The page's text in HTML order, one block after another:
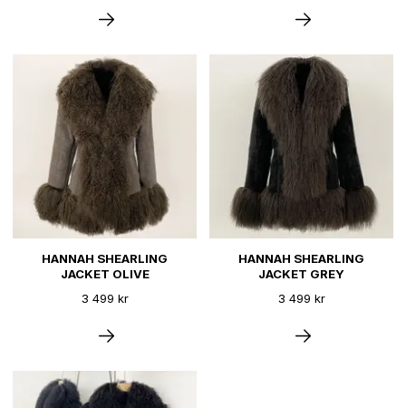
HANNAH SHEARLING
JACKET OLIVE
3 499 kr
HANNAH SHEARLING
JACKET GREY
3 499 kr